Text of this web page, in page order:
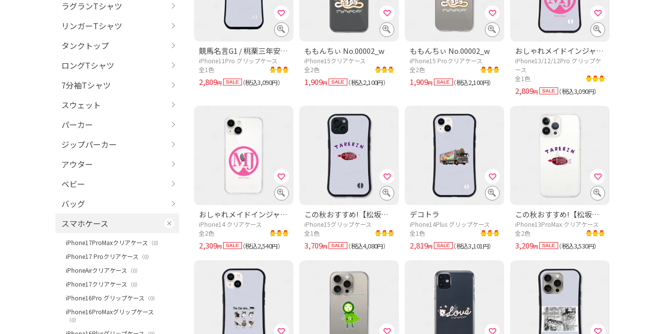
ラグランTシャツ
リンガーTシャツ
タンクトップ
ロングTシャツ
7分袖Tシャツ
スウェット
パーカー
ジップパーカー
アウター
ベビー
バッグ
スマホケース
iPhone17ProMaxクリアケース （0）
iPhone17 Proクリアケース （0）
iPhoneAirクリアケース （0）
iPhone17クリアケース （0）
iPhone16Pro グリップケース （0）
iPhone16ProMaxグリップケース
（0）
競馬名言G1 / 桃栗三年安田記念
iPhone11Pro グリップケース
全1色
2,809円 （税込3,090円）
ももんちぃ No.00002_w
iPhone15クリアケース
全2色
1,909円 （税込2,100円）
ももんちぃ No.00002_w
iPhone15 Proクリアケース
全2色
1,909円 （税込2,100円）
おしゃれメイドインジャパン(桃)
iPhone13/12/12Pro グリップケ
ース
全1色
2,809円 （税込3,090円）
おしゃれメイドインジャパン(桃)
iPhone14 クリアケース
全2色
2,309円 （税込2,540円）
この秋おすすめ!【松坂桃李さん着用】TAREBIN【ドラマあのキス】刺し身好きおすすめ!(笑い)レトロTシャツ「魚の形した<あれ>」
iPhone15グリップケース
全1色
3,709円 （税込4,080円）
デコトラ
iPhone14Plus グリップケース
全1色
2,819円 （税込3,101円）
この秋おすすめ!【松坂桃李さん着用】TAREBIN【ドラマあのキス】刺し身好きおすすめ!(笑い)レトロTシャツ「魚の形した<あれ>」
iPhone13ProMax クリアケース
全2色
3,209円 （税込3,530円）